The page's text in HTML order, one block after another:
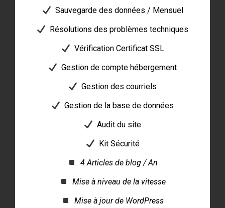
Sauvegarde des données / Mensuel
Résolutions des problèmes techniques
Vérification Certificat SSL
Gestion de compte hébergement
Gestion des courriels
Gestion de la base de données
Audit du site
Kit Sécurité
4 Articles de blog / An
Mise à niveau de la vitesse
Mise à jour de WordPress